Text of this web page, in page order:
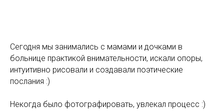
Сегодня мы занимались с мамами и дочками в
больнице практикой внимательности, искали опоры,
интуитивно рисовали и создавали поэтические
послания :)
Некогда было фотографировать, увлекал процесс :)